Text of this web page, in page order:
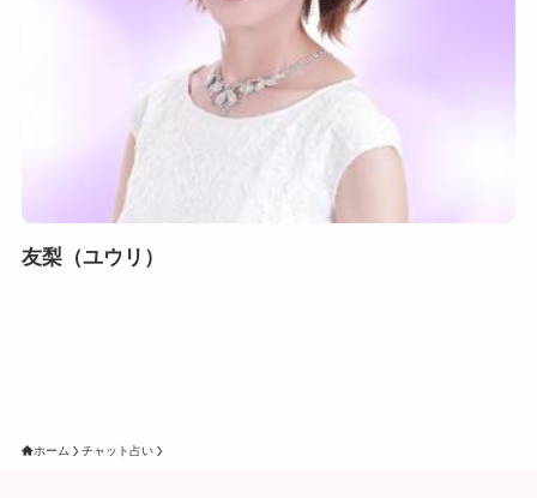
友梨（ユウリ）
ホーム チャット占い